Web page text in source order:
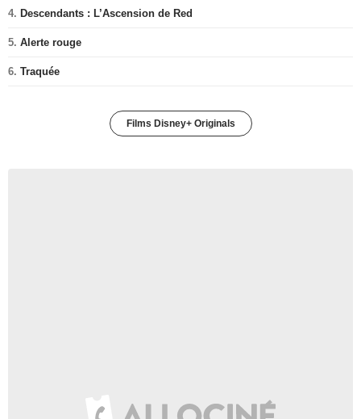
4. Descendants : L’Ascension de Red
5. Alerte rouge
6. Traquée
Films Disney+ Originals